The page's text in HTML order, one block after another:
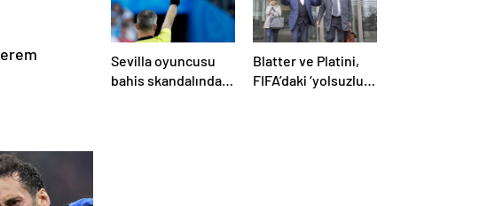
Sevilla oyuncusu
bahis skandalında
Blatter ve Platini,
FIFA’daki ‘yolsuzluk’